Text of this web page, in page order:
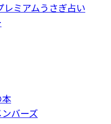
レミアムうさぎ占い
バーズ